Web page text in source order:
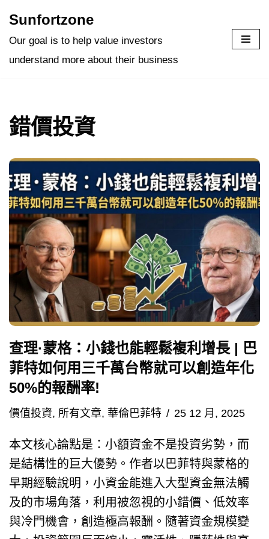
Skip
Sunfortzone
Our goal is to help value investors
understand more about their business
錯價投資
查理·蒙格：小錢也能輕鬆複利增長 | 巴
菲特如何用三千萬台幣就可以創造年化
50%的報酬率!
價值投資, 所有文章, 華倫巴菲特 25 12 月, 2025
本文核心論點是：小額資金不是投資劣勢，而
是結構性的巨大優勢。作者以巴菲特與蒙格的
早期經驗說明，小資金能進入大型資金無法觸
及的市場角落，利用被忽視的小錯價、低效率
與冷門機會，創造極高報酬。隨著資金規模變